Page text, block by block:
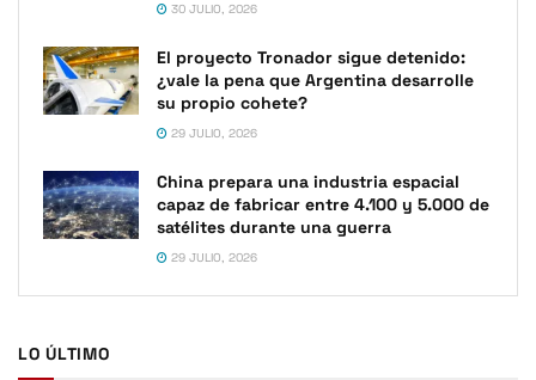
30 JULIO, 2026
El proyecto Tronador sigue detenido:
¿vale la pena que Argentina desarrolle
su propio cohete?
29 JULIO, 2026
China prepara una industria espacial
capaz de fabricar entre 4.100 y 5.000 de
satélites durante una guerra
29 JULIO, 2026
LO ÚLTIMO